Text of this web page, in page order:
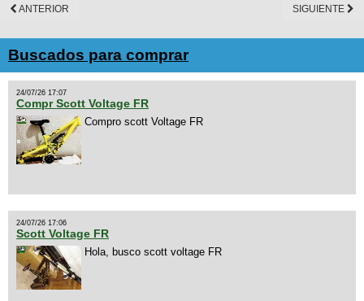
ANTERIOR SIGUIENTE
Buscados para comprar
24/07/26 17:07
Compr Scott Voltage FR
Compro scott Voltage FR
24/07/26 17:06
Scott Voltage FR
Hola, busco scott voltage FR